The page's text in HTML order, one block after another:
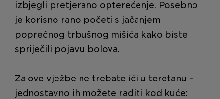
izbjegli pretjerano opterećenje. Posebno
je korisno rano početi s jačanjem
poprečnog trbušnog mišića kako biste
spriječili pojavu bolova.
Za ove vježbe ne trebate ići u teretanu –
jednostavno ih možete raditi kod kuće: